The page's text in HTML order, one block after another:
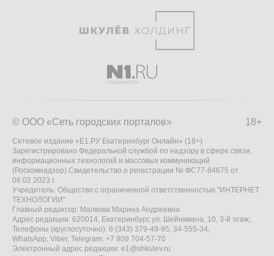
18+
© ООО «Сеть городских порталов»
Сетевое издание «Е1.РУ Екатеринбург Онлайн» (18+)
Зарегистрировано Федеральной службой по надзору в сфере связи,
информационных технологий и массовых коммуникаций
(Роскомнадзор) Свидетельство о регистрации № ФС77-84675 от
06.02.2023 г.
Учредитель: Общество с ограниченной ответственностью "ИНТЕРНЕТ
ТЕХНОЛОГИИ"
Главный редактор: Малкова Марина Андреевна
Адрес редакции: 620014, Екатеринбург, ул. Шейнкмана, 10, 3-й этаж,
Телефоны (круглосуточно): 8 (343) 379-49-95, 34-555-34,
WhatsApp, Viber, Telegram: +7 909 704-57-70
Электронный адрес редакции: e1@shkulev.ru